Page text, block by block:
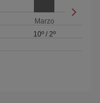
Marzo
10º/ 2º